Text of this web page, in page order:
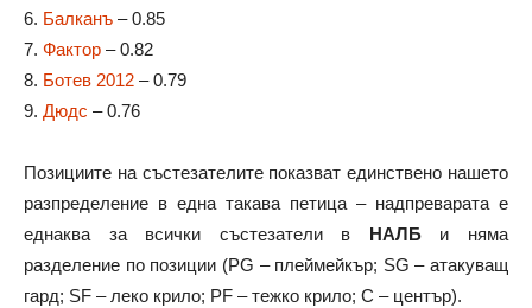
6. Балканъ – 0.85
7. Фактор – 0.82
8. Ботев 2012 – 0.79
9. Дюдс – 0.76
Позициите на състезателите показват единствено нашето
разпределение в една такава петица – надпреварата е
еднаква за всички състезатели в
НАЛБи няма
разделение по позиции (PG – плеймейкър; SG – атакуващ
гард; SF – леко крило; PF – тежко крило; C – център).